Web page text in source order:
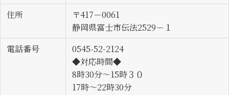
住所
〒417－0061
静岡県富士市伝法2529－１
電話番号
0545-52-2124
◆対応時間◆
8時30分～15時３０
17時～22時30分